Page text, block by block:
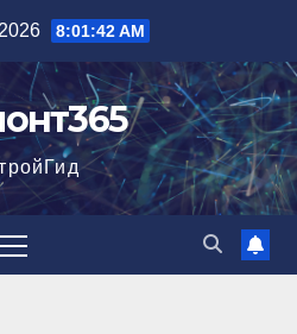
8:01:43 AM